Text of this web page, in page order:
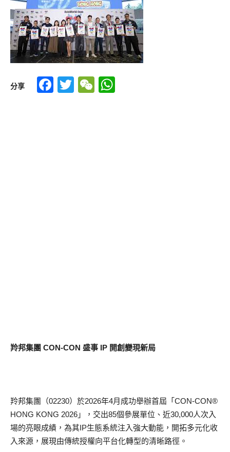
分享 Facebook
TwitterWeChat
羚邦集團 CON-CON 盛事 IP 開創變現新局
羚邦集團（02230）於2026年4月成功舉辦首屆「CON-CON®
HONG KONG 2026」，交出85個參展單位、近30,000人次入
場的亮眼成績，為其IP生態系統注入強大動能，開拓多元化收
入來源，展現由傳統授權向平台化轉型的清晰路徑。